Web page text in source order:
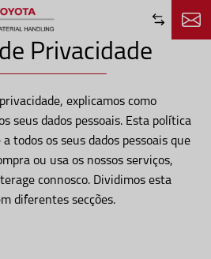
Privacidade
explicamos como
seus dados pessoais. Esta política
todos os seus dados pessoais que
ou usa os nossos serviços,
connosco. Dividimos esta
diferentes secções.